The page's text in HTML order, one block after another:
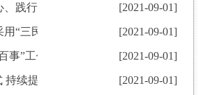
践行动、送健康 [2021-09-01]
用“三民心”工作法 确保疫情防控工作稳
[2021-09-01]
事”工作法有效激发基层治理活力
[2021-09-01]
持续提升市域社会治理效能[2021-09-01]